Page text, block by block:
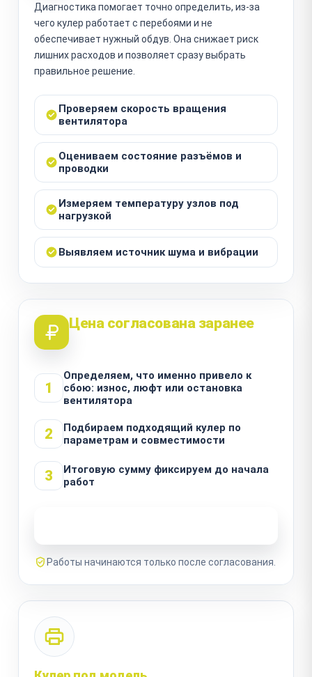
Диагностика помогает точно определить, из-за
чего кулер работает с перебоями и не
обеспечивает нужный обдув. Она снижает риск
лишних расходов и позволяет сразу выбрать
правильное решение.
Проверяем скорость вращения
вентилятора
Оцениваем состояние разъёмов и
проводки
Измеряем температуру узлов под
нагрузкой
Выявляем источник шума и вибрации
Цена согласована заранее
1
Определяем, что именно привело к
сбою: износ, люфт или остановка
вентилятора
2
Подбираем подходящий кулер по
параметрам и совместимости
3
Итоговую сумму фиксируем до начала
работ
Работы начинаются только после согласования.